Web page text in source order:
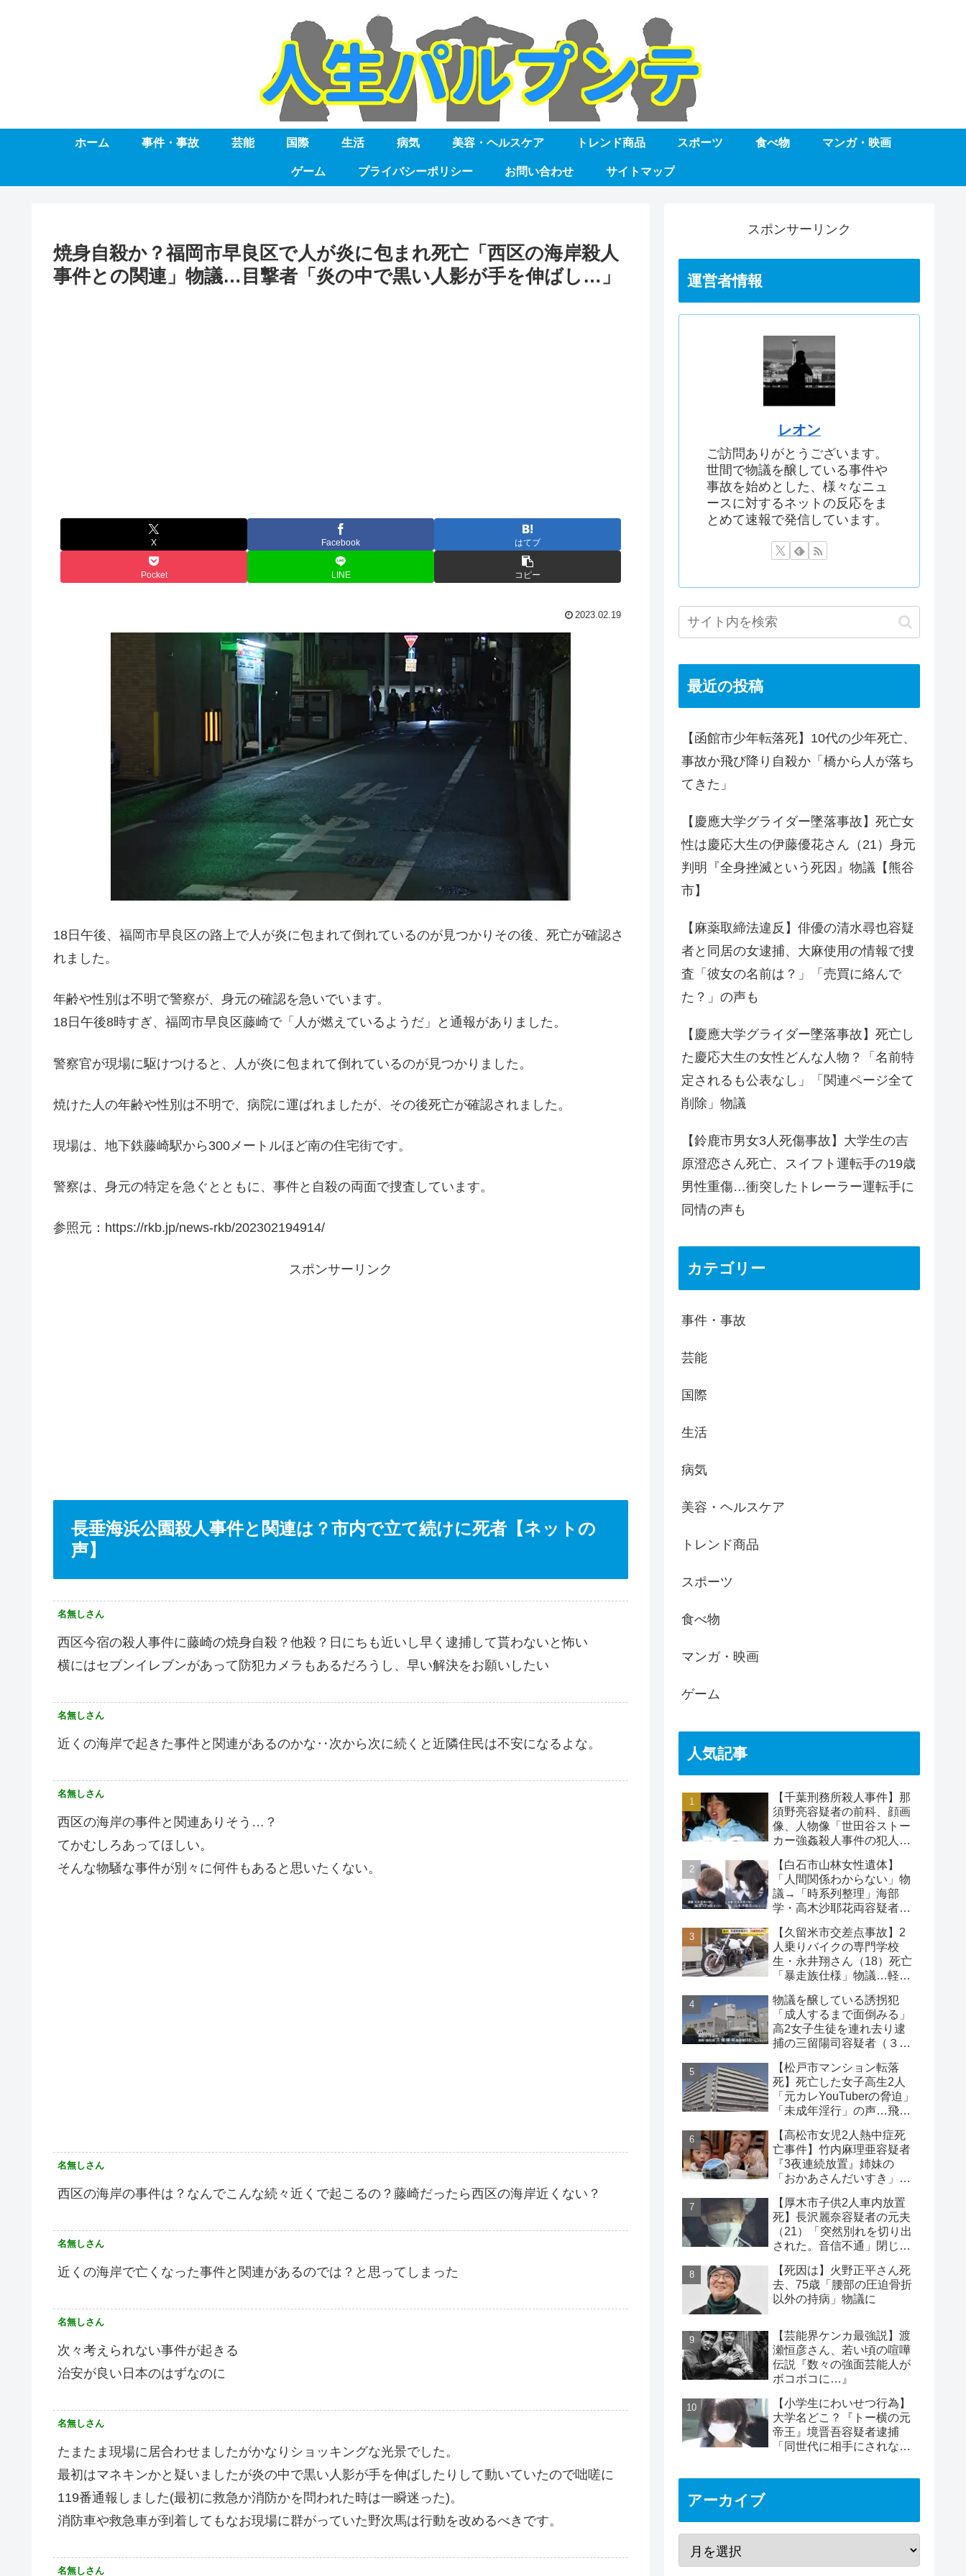
ホーム 事件・事故 芸能 国際 生活 病気 美容・ヘルスケア トレンド商品 スポーツ 食べ物 マンガ・映画
ゲーム プライバシーポリシー お問い合わせ サイトマップ
焼身自殺か？福岡市早良区で人が炎に包まれ死亡「西区の海岸殺人
事件との関連」物議…目撃者「炎の中で黒い人影が手を伸ばし…」
X Facebook はてブ
Pocket LINE コピー
2023.02.19
18日午後、福岡市早良区の路上で人が炎に包まれて倒れているのが見つかりその後、死亡が確認さ
れました。
年齢や性別は不明で警察が、身元の確認を急いでいます。
18日午後8時すぎ、福岡市早良区藤崎で「人が燃えているようだ」と通報がありました。
警察官が現場に駆けつけると、人が炎に包まれて倒れているのが見つかりました。
焼けた人の年齢や性別は不明で、病院に運ばれましたが、その後死亡が確認されました。
現場は、地下鉄藤崎駅から300メートルほど南の住宅街です。
警察は、身元の特定を急ぐとともに、事件と自殺の両面で捜査しています。
参照元：https://rkb.jp/news-rkb/202302194914/
スポンサーリンク
長垂海浜公園殺人事件と関連は？市内で立て続けに死者【ネットの
声】
名無しさん
西区今宿の殺人事件に藤崎の焼身自殺？他殺？日にちも近いし早く逮捕して貰わないと怖い
横にはセブンイレブンがあって防犯カメラもあるだろうし、早い解決をお願いしたい
名無しさん
近くの海岸で起きた事件と関連があるのかな‥次から次に続くと近隣住民は不安になるよな。
名無しさん
西区の海岸の事件と関連ありそう…？
てかむしろあってほしい。
そんな物騒な事件が別々に何件もあると思いたくない。
名無しさん
西区の海岸の事件は？なんでこんな続々近くで起こるの？藤崎だったら西区の海岸近くない？
名無しさん
近くの海岸で亡くなった事件と関連があるのでは？と思ってしまった
名無しさん
次々考えられない事件が起きる
治安が良い日本のはずなのに
名無しさん
たまたま現場に居合わせましたがかなりショッキングな光景でした。
最初はマネキンかと疑いましたが炎の中で黒い人影が手を伸ばしたりして動いていたので咄嗟に
119番通報しました(最初に救急か消防かを問われた時は一瞬迷った)。
消防車や救急車が到着してもなお現場に群がっていた野次馬は行動を改めるべきです。
名無しさん
スポンサーリンク
運営者情報
レオン
ご訪問ありがとうございます。
世間で物議を醸している事件や
事故を始めとした、様々なニュ
ースに対するネットの反応をま
とめて速報で発信しています。
最近の投稿
【函館市少年転落死】10代の少年死亡、
事故か飛び降り自殺か「橋から人が落ち
てきた」
【慶應大学グライダー墜落事故】死亡女
性は慶応大生の伊藤優花さん（21）身元
判明『全身挫滅という死因』物議【熊谷
市】
【麻薬取締法違反】俳優の清水尋也容疑
者と同居の女逮捕、大麻使用の情報で捜
査「彼女の名前は？」「売買に絡んで
た？」の声も
【慶應大学グライダー墜落事故】死亡し
た慶応大生の女性どんな人物？「名前特
定されるも公表なし」「関連ページ全て
削除」物議
【鈴鹿市男女3人死傷事故】大学生の吉
原澄恋さん死亡、スイフト運転手の19歳
男性重傷…衝突したトレーラー運転手に
同情の声も
カテゴリー
事件・事故
芸能
国際
生活
病気
美容・ヘルスケア
トレンド商品
スポーツ
食べ物
マンガ・映画
ゲーム
人気記事
【千葉刑務所殺人事件】那
須野亮容疑者の前科、顔画
像、人物像「世田谷ストー
カー強姦殺人事件の犯人」
は？
【白石市山林女性遺体】
「人間関係わからない」物
議→「時系列整理」海部
学・高木沙耶花両容疑者、
な事件
【久留米市交差点事故】2
人乗りバイクの専門学校
生・永井翔さん（18）死亡
「暴走族仕様」物議…軽自
物議を醸している誘拐犯
「成人するまで面倒みる」
高2女子生徒を連れ去り逮
捕の三留陽司容疑者（３
県】
【松戸市マンション転落
死】死亡した女子高生2人
「元カレYouTuberの脅迫」
「未成年淫行」の声…飛び
【高松市女児2人熱中症死
亡事件】竹内麻理亜容疑者
『3夜連続放置』姉妹の
「おかあさんだいすき」折
論
【厚木市子供2人車内放置
死】長沢麗奈容疑者の元夫
（21）「突然別れを切り出
された。音信不通」閉じ込
【死因は】火野正平さん死
去、75歳「腰部の圧迫骨折
以外の持病」物議に
【芸能界ケンカ最強説】渡
瀬恒彦さん、若い頃の喧嘩
伝説『数々の強面芸能人が
ボコボコに…』
【小学生にわいせつ行為】
大学名どこ？『トー横の元
帝王』境晋吾容疑者逮捕
「同世代に相手にされない
アーカイブ